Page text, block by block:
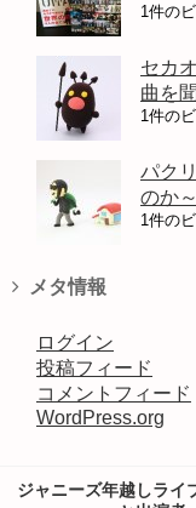
1件の
セカ
曲を
1件の
パク
のか
1件の
メタ情報
ログイン
投稿フィード
コメントフィード
WordPress.org
ジャニーズ年越しライ